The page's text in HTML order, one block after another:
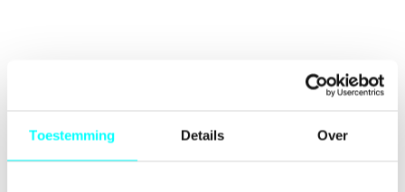
Toestemming Details Over